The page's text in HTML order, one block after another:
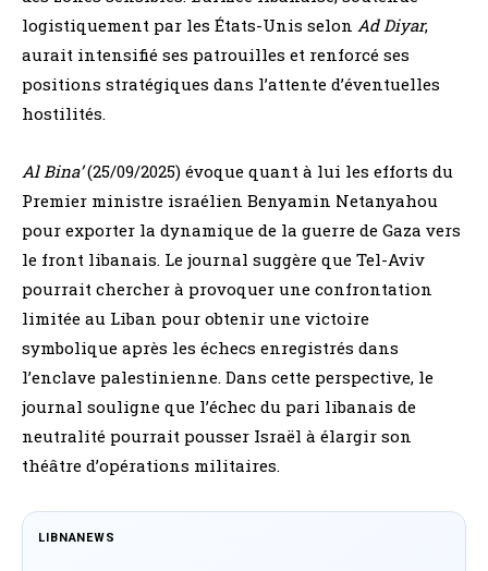
logistiquement par les États-Unis selon Ad Diyar,
aurait intensifié ses patrouilles et renforcé ses
positions stratégiques dans l’attente d’éventuelles
hostilités.
Al Bina’(25/09/2025) évoque quant à lui les efforts du
Premier ministre israélien Benyamin Netanyahou
pour exporter la dynamique de la guerre de Gaza vers
le front libanais. Le journal suggère que Tel-Aviv
pourrait chercher à provoquer une confrontation
limitée au Liban pour obtenir une victoire
symbolique après les échecs enregistrés dans
l’enclave palestinienne. Dans cette perspective, le
journal souligne que l’échec du pari libanais de
neutralité pourrait pousser Israël à élargir son
théâtre d’opérations militaires.
LIBNANEWS